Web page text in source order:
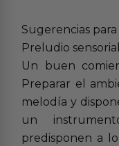
Sugerencias
Preludio sensorial
Un buen
Preparar el
melodía y
un
predisponen a